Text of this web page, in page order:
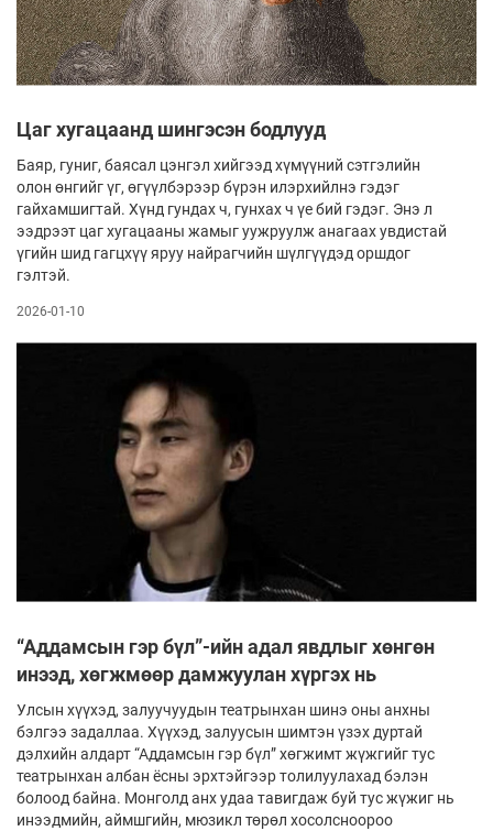
Цаг хугацаанд шингэсэн бодлууд
Баяр, гуниг, баясал цэнгэл хийгээд хүмүүний сэтгэлийн
олон өнгийг үг, өгүүлбэрээр бүрэн илэрхийлнэ гэдэг
гайхамшигтай. Хүнд гундах ч, гунхах ч үе бий гэдэг. Энэ л
ээдрээт цаг хугацааны жамыг уужруулж анагаах увдистай
үгийн шид гагцхүү яруу найрагчийн шүлгүүдэд оршдог
гэлтэй.
2026-01-10
“Аддамсын гэр бүл”-ийн адал явдлыг хөнгөн
инээд, хөгжмөөр дамжуулан хүргэх нь
Улсын хүүхэд, залуучуудын театрынхан шинэ оны анхны
бэл­­гээ задаллаа. Хүүхэд, залуусын шимтэн үзэх дуртай
дэлхийн алдарт “Аддамсын гэр бүл” хөгжимт жүжгийг тус
театрынхан албан ёсны эрхтэй­гээр толилуулахад бэлэн
болоод байна. Монголд анх удаа тавигдаж буй тус жү­жиг нь
инээдмийн, аймшгийн, мюзикл төрөл хосолсноороо